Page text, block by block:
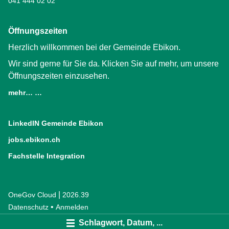
Schlagwort, Datum, ...
Öffnungszeiten
Herzlich willkommen bei der Gemeinde Ebikon.
Wir sind gerne für Sie da. Klicken Sie auf mehr, um unsere
Öffnungszeiten einzusehen.
mehr… …
LinkedIN Gemeinde Ebikon
jobs.ebikon.ch
Fachstelle Integration
OneGov Cloud (External Link)
2026.39
Datenschutz (External Link)
Anmelden